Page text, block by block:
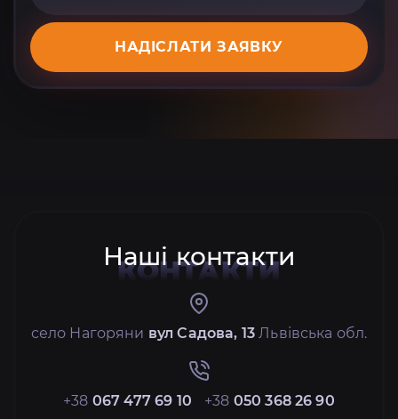
НАДІСЛАТИ ЗАЯВКУ
Наші контакти
КОНТАКТИ
село Нагоряни вул Садова, 13 Львівська обл.
+38 067 477 69 10 +38 050 368 26 90